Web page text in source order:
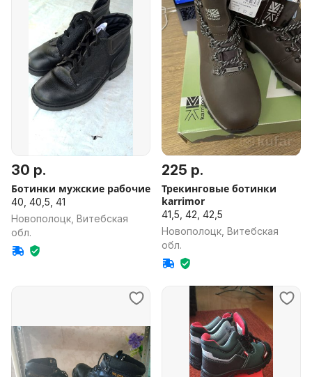
30 р.
Ботинки мужские рабочие
40, 40,5, 41
Новополоцк, Витебская
обл.
225 р.
Трекинговые ботинки
karrimor
41,5, 42, 42,5
Новополоцк, Витебская
обл.